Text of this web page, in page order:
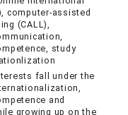
computer-assisted
(CALL),
study
fall under the
and
growing up on the